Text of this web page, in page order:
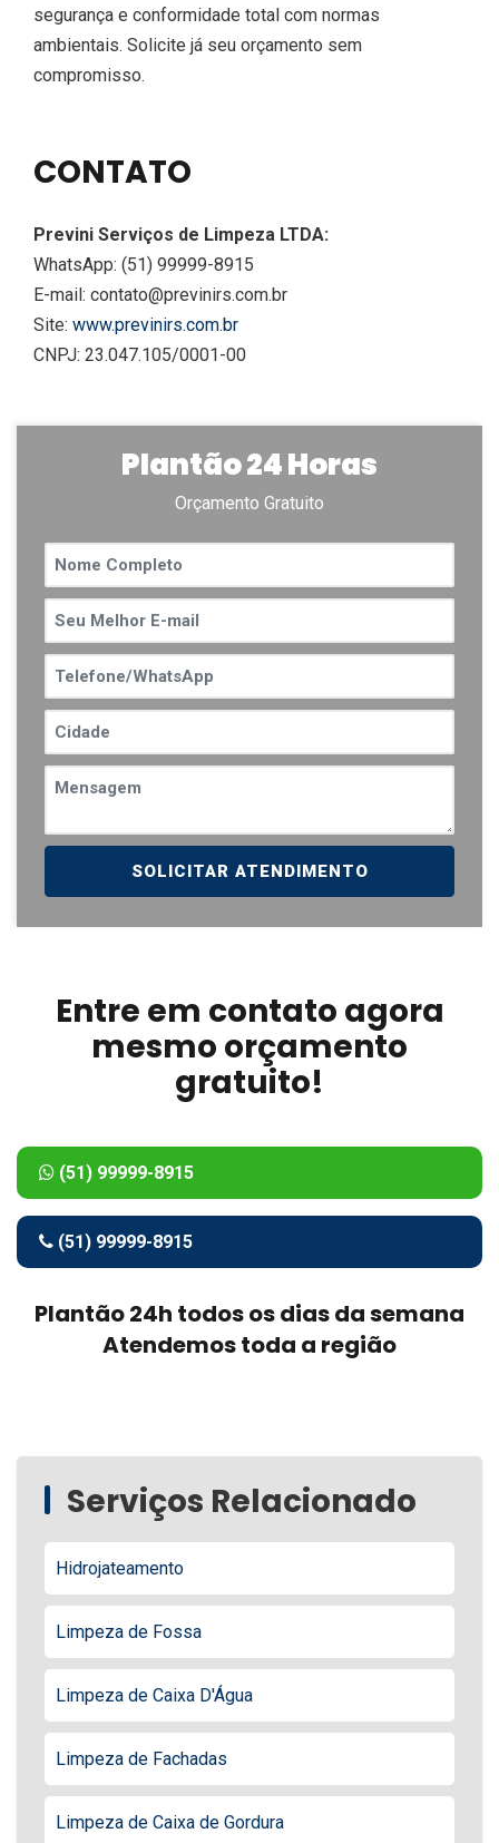
segurança e conformidade total com normas
ambientais. Solicite já seu orçamento sem
compromisso.
CONTATO
Previni Serviços de Limpeza LTDA:
WhatsApp: (51) 99999-8915
E-mail: contato@previnirs.com.br
Site: www.previnirs.com.br
CNPJ: 23.047.105/0001-00
Plantão 24 Horas
Orçamento Gratuito
SOLICITAR ATENDIMENTO
Entre em contato agora
mesmo orçamento
gratuito!
(51) 99999-8915
(51) 99999-8915
Plantão 24h todos os dias da semana
Atendemos toda a região
Serviços Relacionado
Hidrojateamento
Limpeza de Fossa
Limpeza de Caixa D'Água
Limpeza de Fachadas
Limpeza de Caixa de Gordura